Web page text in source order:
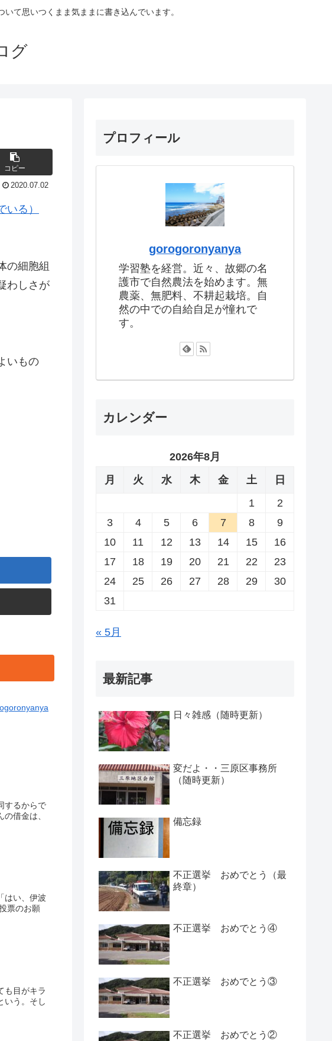
て思いつくまま気ままに書き込んでいます。
グ
コピー
2020.07.02
る）
の細胞組
わしさが
いもの
するからで
借金は、
はい、伊波
票のお願
も目がキラ
いう。そし
プロフィール
gorogoronyanya
学習塾を経営。近々、故郷の名
護市で自然農法を始めます。無
農薬、無肥料、不耕起栽培。自
然の中での自給自足が憧れで
す。
カレンダー
2026年8月
月
火 水 木 金 土
日
1
2
3
4 5 6 7 8
9
10
11 12 13 14 15
16
17
18 19 20 21 22
23
24
25 26 27 28 29
30
31
« 5月
最新記事
日々雑感（随時更新）
変だよ・・三原区事務所
（随時更新）
備忘録
不正選挙 おめでとう（最
終章）
不正選挙 おめでとう④
不正選挙 おめでとう③
不正選挙 おめでとう②